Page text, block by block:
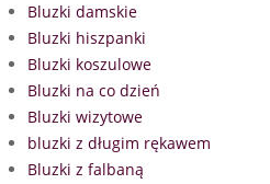
Bluzki damskie
Bluzki hiszpanki
Bluzki koszulowe
Bluzki na co dzień
Bluzki wizytowe
bluzki z długim rękawem
Bluzki z falbaną